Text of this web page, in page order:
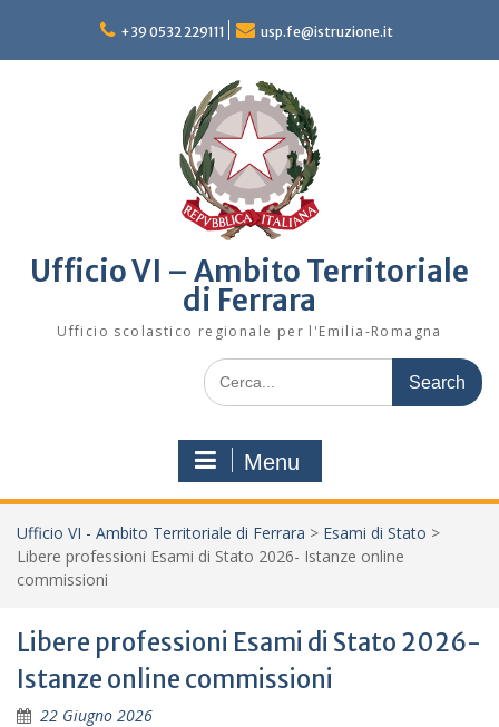
content
+39 0532 229111 usp.fe@istruzione.it
Ufficio VI – Ambito Territoriale
di Ferrara
Ufficio scolastico regionale per l'Emilia-Romagna
Search
for:
Menu
Ufficio VI - Ambito Territoriale di Ferrara > Esami di Stato >
Libere professioni Esami di Stato 2026- Istanze online
commissioni
Libere professioni Esami di Stato 2026-
Istanze online commissioni
22 Giugno 2026